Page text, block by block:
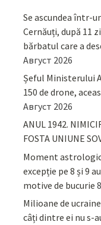
Se ascundea într-
Cernăuți, după 11
bărbatul care a
Август 2026
Șeful Ministerului
150 de drone,
Август 2026
ANUL 1942.
FOSTA UNIUNE
Moment
excepție pe 8 și 9
motive de bucurie
Milioane de
câți dintre ei nu s-